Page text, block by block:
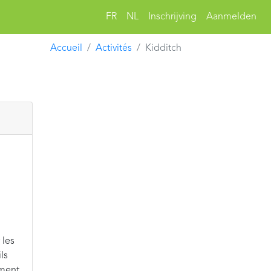
FR NL Inschrijving Aanmelden
Accueil Activités Kidditch